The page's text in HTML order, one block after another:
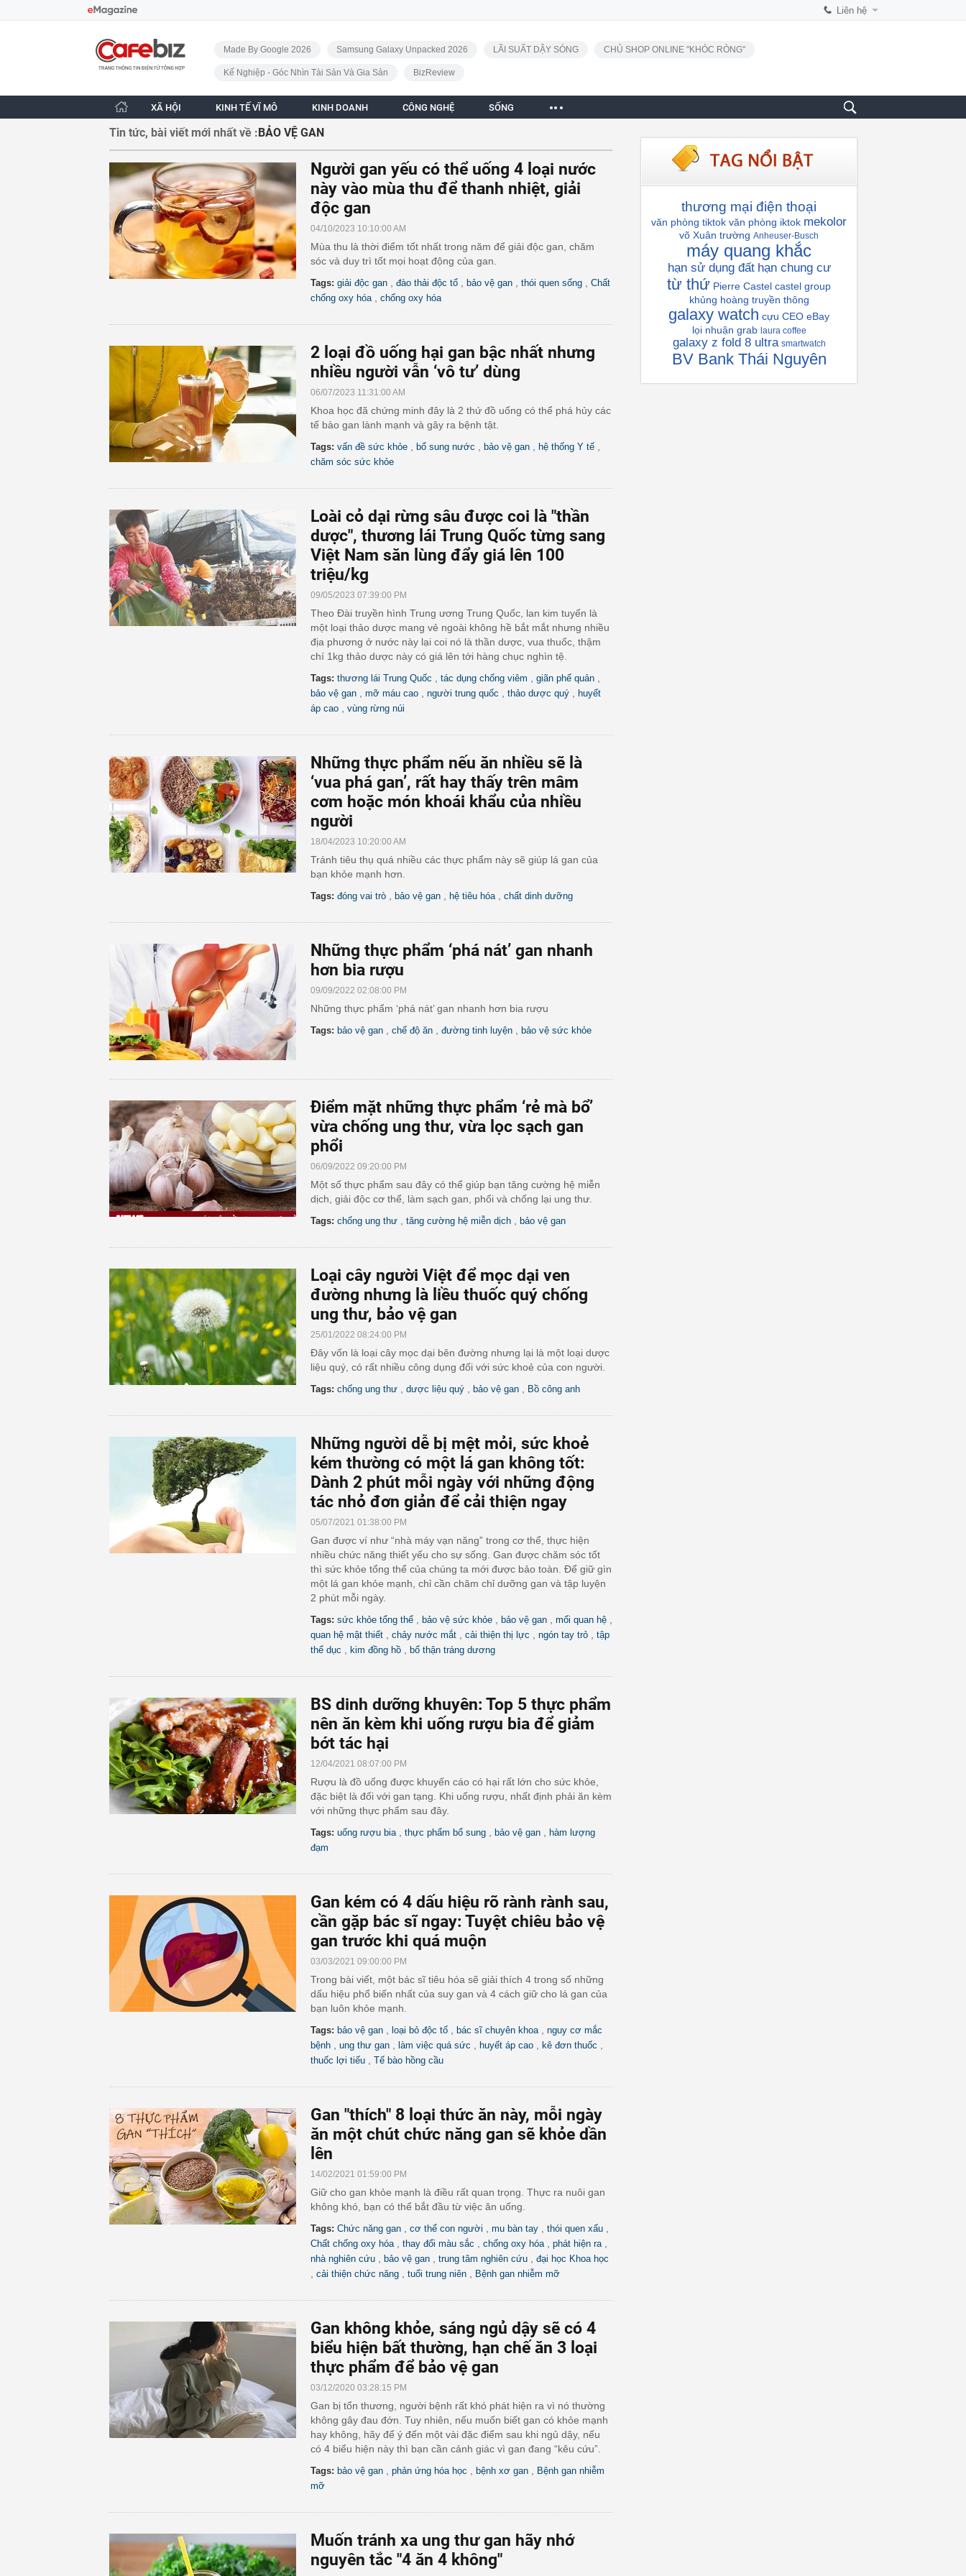
Liên hệ
CafeBiz - Trang chủ
Made By Google 2026
Samsung Galaxy Unpacked 2026 LÃI SUẤT DẬY SÓNG CHỦ SHOP ONLINE "KHÓC RÒNG"
Kế Nghiệp - Góc Nhìn Tài Sản Và Gia Sản BizReview
XÃ HỘI KINH TẾ VĨ MÔ KINH DOANH CÔNG NGHỆ SỐNG
Tin tức, bài viết mới nhất về :BẢO VỆ GAN
Người gan yếu có thể uống 4 loại nước
này vào mùa thu để thanh nhiệt, giải
độc gan
04/10/2023 10:10:00 AM
Mùa thu là thời điểm tốt nhất trong năm để giải độc gan, chăm
sóc và duy trì tốt mọi hoạt động của gan.
Tags: giải độc gan đào thải độc tố bảo vệ gan thói quen sống
Chất
chống oxy hóa
chống oxy hóa
2 loại đồ uống hại gan bậc nhất nhưng
nhiều người vẫn ‘vô tư’ dùng
06/07/2023 11:31:00 AM
Khoa học đã chứng minh đây là 2 thứ đồ uống có thể phá hủy các
tế bào gan lành mạnh và gây ra bệnh tật.
Tags: vấn đề sức khỏe bổ sung nước bảo vệ gan hệ thống Y tế
chăm sóc sức khỏe
Loài cỏ dại rừng sâu được coi là "thần
dược", thương lái Trung Quốc từng sang
Việt Nam săn lùng đẩy giá lên 100
triệu/kg
09/05/2023 07:39:00 PM
Theo Đài truyền hình Trung ương Trung Quốc, lan kim tuyến là
một loại thảo dược mang vẻ ngoài không hề bắt mắt nhưng nhiều
địa phương ở nước này lại coi nó là thần dược, vua thuốc, thậm
chí 1kg thảo dược này có giá lên tới hàng chục nghìn tệ.
Tags: thương lái Trung Quốc tác dụng chống viêm giãn phế quản
bảo vệ gan mỡ máu cao người trung quốc thảo dược quý
huyết
áp cao
vùng rừng núi
Những thực phẩm nếu ăn nhiều sẽ là
‘vua phá gan’, rất hay thấy trên mâm
cơm hoặc món khoái khẩu của nhiều
người
18/04/2023 10:20:00 AM
Tránh tiêu thụ quá nhiều các thực phẩm này sẽ giúp lá gan của
bạn khỏe mạnh hơn.
Tags: đóng vai trò bảo vệ gan hệ tiêu hóa chất dinh dưỡng
Những thực phẩm ‘phá nát’ gan nhanh
hơn bia rượu
09/09/2022 02:08:00 PM
Những thực phẩm ‘phá nát’ gan nhanh hơn bia rượu
Tags: bảo vệ gan chế độ ăn đường tinh luyện bảo vệ sức khỏe
Điểm mặt những thực phẩm ‘rẻ mà bổ’
vừa chống ung thư, vừa lọc sạch gan
phổi
06/09/2022 09:20:00 PM
Một số thực phẩm sau đây có thể giúp bạn tăng cường hệ miễn
dịch, giải độc cơ thể, làm sạch gan, phổi và chống lại ung thư.
Tags: chống ung thư tăng cường hệ miễn dịch bảo vệ gan
Loại cây người Việt để mọc dại ven
đường nhưng là liều thuốc quý chống
ung thư, bảo vệ gan
25/01/2022 08:24:00 PM
Đây vốn là loại cây mọc dại bên đường nhưng lại là một loại dược
liệu quý, có rất nhiều công dụng đối với sức khoẻ của con người.
Tags: chống ung thư dược liệu quý bảo vệ gan Bồ công anh
Những người dễ bị mệt mỏi, sức khoẻ
kém thường có một lá gan không tốt:
Dành 2 phút mỗi ngày với những động
tác nhỏ đơn giản để cải thiện ngay
05/07/2021 01:38:00 PM
Gan được ví như “nhà máy vạn năng” trong cơ thể, thực hiện
nhiều chức năng thiết yếu cho sự sống. Gan được chăm sóc tốt
thì sức khỏe tổng thể của chúng ta mới được bảo toàn. Để giữ gìn
một lá gan khỏe mạnh, chỉ cần chăm chỉ dưỡng gan và tập luyện
2 phút mỗi ngày.
Tags: sức khỏe tổng thể bảo vệ sức khỏe bảo vệ gan mối quan hệ
quan hệ mật thiết chảy nước mắt cải thiện thị lực ngón tay trỏ
tập
thể dục
kim đồng hồ bổ thận tráng dương
BS dinh dưỡng khuyên: Top 5 thực phẩm
nên ăn kèm khi uống rượu bia để giảm
bớt tác hại
12/04/2021 08:07:00 PM
Rượu là đồ uống được khuyến cáo có hại rất lớn cho sức khỏe,
đặc biệt là đối với gan tạng. Khi uống rượu, nhất định phải ăn kèm
với những thực phẩm sau đây.
Tags: uống rượu bia thực phẩm bổ sung bảo vệ gan
hàm lượng
đạm
Gan kém có 4 dấu hiệu rõ rành rành sau,
cần gặp bác sĩ ngay: Tuyệt chiêu bảo vệ
gan trước khi quá muộn
03/03/2021 09:00:00 PM
Trong bài viết, một bác sĩ tiêu hóa sẽ giải thích 4 trong số những
dấu hiệu phổ biến nhất của suy gan và 4 cách giữ cho lá gan của
bạn luôn khỏe mạnh.
Tags: bảo vệ gan loại bỏ độc tố bác sĩ chuyên khoa
nguy cơ mắc
bệnh
ung thư gan làm việc quá sức huyết áp cao kê đơn thuốc
thuốc lợi tiểu Tế bào hồng cầu
Gan "thích" 8 loại thức ăn này, mỗi ngày
ăn một chút chức năng gan sẽ khỏe dần
lên
14/02/2021 01:59:00 PM
Giữ cho gan khỏe mạnh là điều rất quan trọng. Thực ra nuôi gan
không khó, bạn có thể bắt đầu từ việc ăn uống.
Tags: Chức năng gan cơ thể con người mu bàn tay thói quen xấu
Chất chống oxy hóa thay đổi màu sắc chống oxy hóa phát hiện ra
nhà nghiên cứu bảo vệ gan trung tâm nghiên cứu đại học Khoa học
cải thiện chức năng tuổi trung niên Bệnh gan nhiễm mỡ
Gan không khỏe, sáng ngủ dậy sẽ có 4
biểu hiện bất thường, hạn chế ăn 3 loại
thực phẩm để bảo vệ gan
03/12/2020 03:28:15 PM
Gan bị tổn thương, người bệnh rất khó phát hiện ra vì nó thường
không gây đau đớn. Tuy nhiên, nếu muốn biết gan có khỏe mạnh
hay không, hãy để ý đến một vài đặc điểm sau khi ngủ dậy, nếu
có 4 biểu hiện này thì bạn cần cảnh giác vì gan đang “kêu cứu”.
Tags: bảo vệ gan phản ứng hóa học bệnh xơ gan
Bệnh gan nhiễm
mỡ
Muốn tránh xa ung thư gan hãy nhớ
nguyên tắc "4 ăn 4 không"
thương mại điện thoại
văn phòng tiktok văn phòng iktok mekolor
võ Xuân trường Anheuser-Busch
máy quang khắc
hạn sử dụng đất hạn chung cư
từ thứ Pierre Castel castel group
khủng hoàng truyền thông
galaxy watch cựu CEO eBay
lọi nhuận grab laura coffee
galaxy z fold 8 ultra smartwatch
BV Bank Thái Nguyên